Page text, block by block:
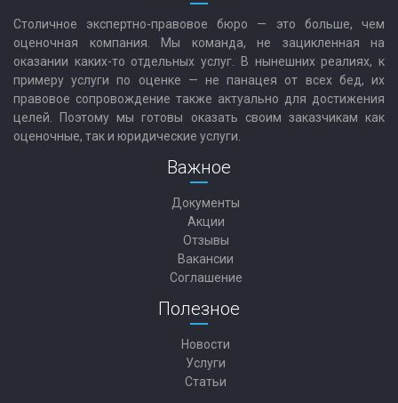
Столичное экспертно-правовое бюро — это больше, чем
оценочная компания. Мы команда, не зацикленная на
оказании каких-то отдельных услуг. В нынешних реалиях, к
примеру услуги по оценке — не панацея от всех бед, их
правовое сопровождение также актуально для достижения
целей. Поэтому мы готовы оказать своим заказчикам как
оценочные, так и юридические услуги.
Важное
Документы
Акции
Отзывы
Вакансии
Соглашение
Полезное
Новости
Услуги
Статьи